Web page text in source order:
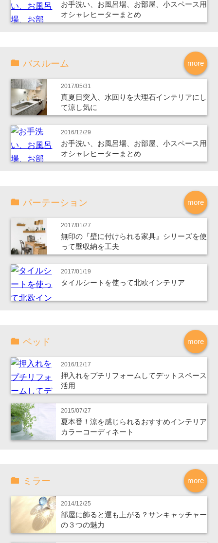
お手洗い、お風呂場、お部屋、小スペース用
オシャレヒーターまとめ
more
バスルーム
2017/05/31
真夏日突入、水回りを大理石インテリアにし
て涼し気に
2016/12/29
お手洗い、お風呂場、お部屋、小スペース用
オシャレヒーターまとめ
more
パーテーション
2017/01/27
無印の『壁に付けられる家具』シリーズを使
って壁収納を工夫
2017/01/19
タイルシートを使って北欧インテリア
more
ベッド
2016/12/17
押入れをプチリフォームしてデットスペース
活用
2015/07/27
夏本番！涼を感じられるおすすめインテリア
カラーコーディネート
more
ミラー
2014/12/25
部屋に飾ると運も上がる？サンキャッチャー
の３つの魅力